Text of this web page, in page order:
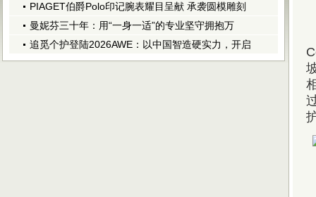
PIAGET伯爵Polo印记腕表耀目呈献 承袭圆模雕刻
曼妮芬三十年：用“一身一适”的专业坚守拥抱万
追觅个护登陆2026AWE：以中国智造硬实力，开启